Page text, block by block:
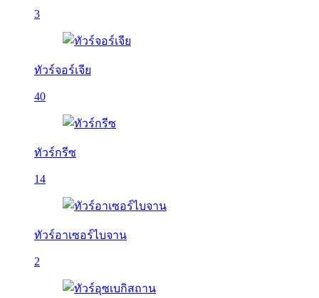
3
ทัวร์จอร์เจีย
40
ทัวร์กรีซ
14
ทัวร์อาเซอร์ไบจาน
2